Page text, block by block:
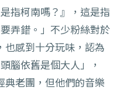
指柯南嗎？』，這是指
弄錯。」不少粉絲對於
感到十分玩味，認為
腦依舊是個大人」，
老團，但他們的音樂